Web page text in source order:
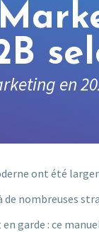
en
ont été
de nombreuses
garde : ce